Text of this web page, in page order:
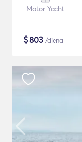
Motor Yacht
$803 /diena